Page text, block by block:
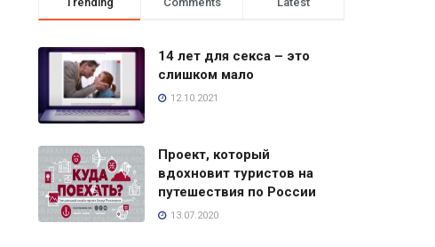
14 лет для секса – это
слишком мало
12.10.2021
Проект, который
вдохновит туристов на
путешествия по России
13.07.2020